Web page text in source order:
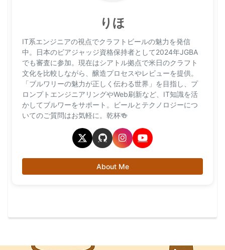
りほ
IT系エンジニアの視点でクラフトビールの魅力を発信
中。日本のビアジャッジ資格保持者として2024年JGBA
でも審査に参加。現在はシアトル拠点で米日のクラフト
文化を比較しながら、醸造プロセスやレビューを提供。
「ブルワリーの魅力が正しく伝わる世界」を目指し、プ
ロンプトエンジニアリングやWeb刷新など、IT知識を活
かしてブルワーをサポート。ビールとテクノロジーにつ
いてのご質問はお気軽に。乾杯🍻
About Me